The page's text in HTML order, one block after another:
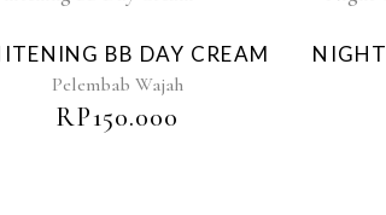
BB DAY CREAM
Pelembab Wajah
RP150.000